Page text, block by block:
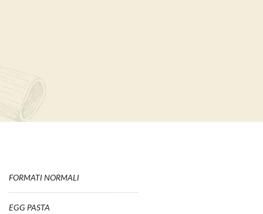
FORMATI NORMALI
EGG PASTA